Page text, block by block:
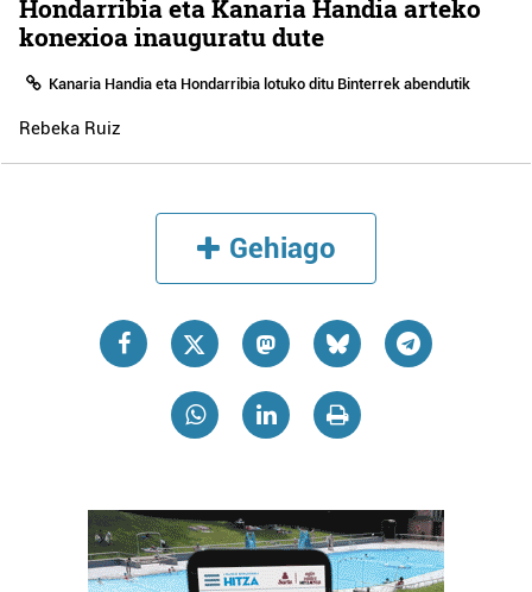
Hondarribia eta Kanaria Handia arteko
konexioa inauguratu dute
Kanaria Handia eta Hondarribia lotuko ditu Binterrek abendutik
Rebeka Ruiz
Gehiago